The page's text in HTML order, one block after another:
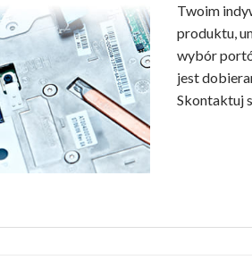
Twoim
produktu,
wybór
jest
Skontaktuj